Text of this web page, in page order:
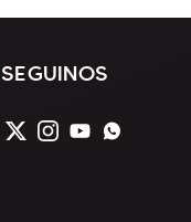
SEGUINOS